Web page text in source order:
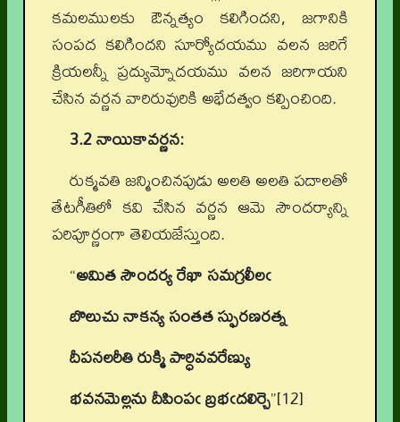
కమలములకు ఔన్నత్యం కలిగిందని, జగానికి
సంపద కలిగిందని సూర్యోదయము వలన జరిగే
క్రియలన్నీ ప్రద్యుమ్నోదయము వలన జరిగాయని
చేసిన వర్ణన వారిరువురికి అభేదత్వం కల్పించింది.
3.2 నాయికావర్ణన:
రుక్మవతి జన్మించినపుడు అలతి అలతి పదాలతో
తేటగీతిలో కవి చేసిన వర్ణన ఆమె సౌందర్యాన్ని
పరిపూర్ణంగా తెలియజేస్తుంది.
“అమిత సౌందర్య రేఖా సమగ్రలీలఁ
బొలుచు నాకన్య సంతత స్ఫురణరత్న
దీపనలరీతి రుక్మి పార్ధివవరేణ్యు
భవనమెల్లను దీపింపఁ బ్రభఁదలిర్చె”[12]